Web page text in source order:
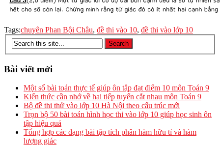
Tags:chuyên Phan Bội Châu, đề thi vào 10, đề thi vào lớp 10
Bài viết mới
Một số bài toán thực tế giúp ôn tập đạt điểm 10 môn Toán 9
Kiến thức cần nhớ về hai tiếp tuyến cắt nhau môn Toán 9
Bộ đề thi thử vào lớp 10 Hà Nội theo cấu trúc mới
Trọn bộ 50 bài toán hình học thi vào lớp 10 giúp học sinh ôn
tập hiệu quả
Tổng hợp các dạng bài tập tích phân hàm hữu tỉ và hàm
lượng giác